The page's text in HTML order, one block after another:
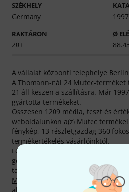
SZÉKHELY
Germany 1997
RAKTÁRON
20+
Ø
A vállalat központi telephelye Berlin
A Thomann-nál 24 Mutec-terméket
21 áll készen a szállításra. Már
gyártotta termékeket.
Összesen 1209 média, teszt és
weboldalunkon a(z) Mutec
fénykép, 13 részletgazdag 360
termékértékelés vásárlóinktól.
Legkeresettebb Mutec-termékeink
generátorok
találhatók meg.
Mutec Optical Cable 0,5m
abszolút legforróbb tagja. Eddig